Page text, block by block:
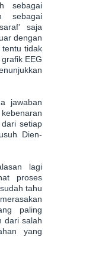
sebagai
sebagai
saja
dengan
tidak
EEG
jawaban
setiap
Dien-
lagi
proses
tahu
paling
dari salah
yang